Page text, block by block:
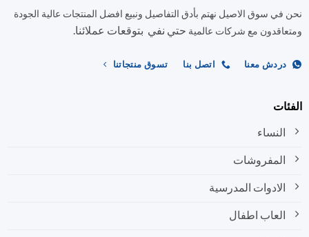
سوق الاصيل نهتم بأدق التفاصيل ونبيع افضل المنتجات عالية الجودة
مع شركات عالميةحتي نفي بتوقعات عملائنا.
دردش معنا اتصل بنا تسوق منتجاتنا
النساء
المفروشات
الادوات المدرسية
العاب اطفال